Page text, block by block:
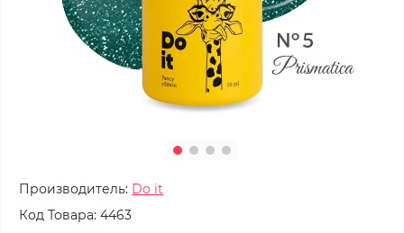
Производитель: Do it
Код Товара: 4463